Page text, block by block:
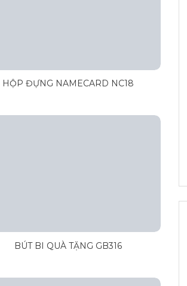
HỘP ĐỰNG NAMECARD NC18
BÚT BI QUÀ TẶNG GB316